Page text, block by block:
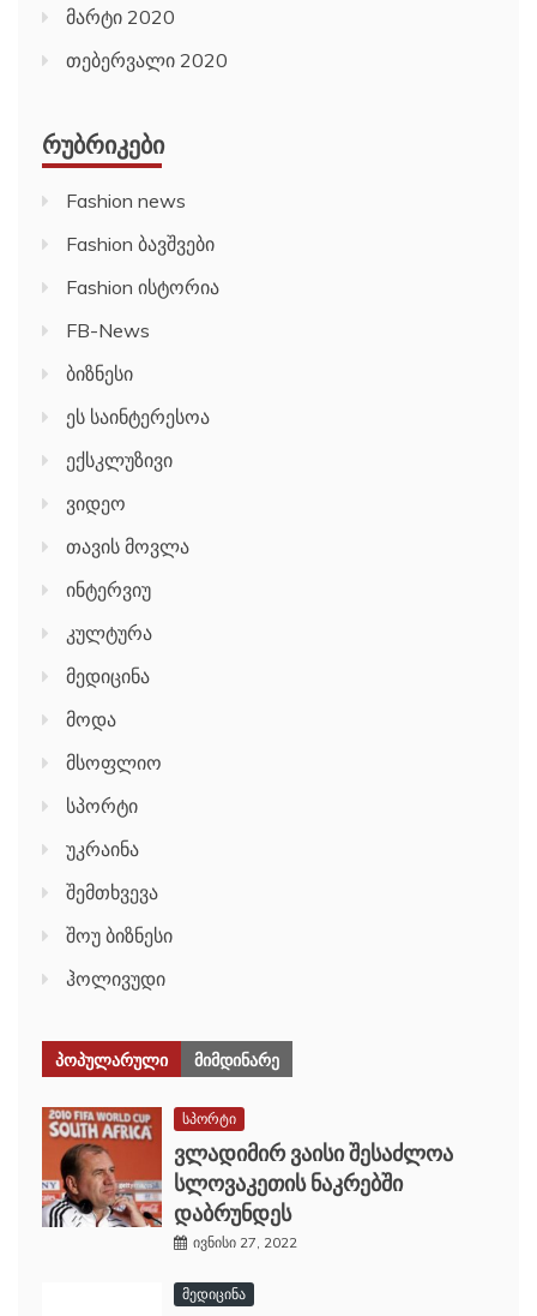
მარტი 2020
თებერვალი 2020
ᲠᲣᲑᲠᲘᲙᲔᲑᲘ
Fashion news
Fashion ბავშვები
Fashion ისტორია
FB-News
ბიზნესი
ეს საინტერესოა
ექსკლუზივი
ვიდეო
თავის მოვლა
ინტერვიუ
კულტურა
მედიცინა
მოდა
მსოფლიო
სპორტი
უკრაინა
შემთხვევა
შოუ ბიზნესი
ჰოლივუდი
ᲞᲝᲞᲣᲚᲐᲠᲣᲚᲘ ᲛᲘᲛᲓᲘᲜᲐᲠᲔ
სპორტი
ვლადიმირ ვაისი შესაძლოა
სლოვაკეთის ნაკრებში
დაბრუნდეს
ივნისი 27, 2022
მედიცინა